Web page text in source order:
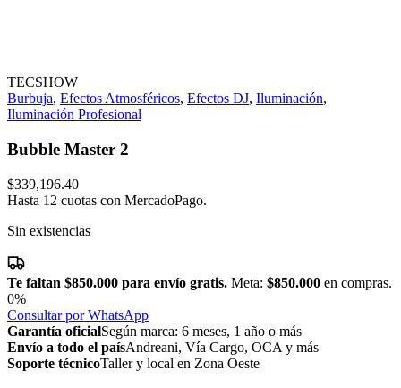
TECSHOW
Burbuja, Efectos Atmosféricos, Efectos DJ, Iluminación,
Iluminación Profesional
Bubble Master 2
$339,196.40
Hasta 12 cuotas con MercadoPago.
Sin existencias
Te faltan $850.000 para envío gratis. Meta: $850.000 en compras.
0%
Consultar por WhatsApp
Garantía oficialSegún marca: 6 meses, 1 año o más
Envío a todo el paísAndreani, Vía Cargo, OCA y más
Soporte técnicoTaller y local en Zona Oeste